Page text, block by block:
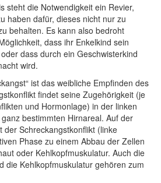
steht die Notwendigkeit ein Revier,
haben dafür, dieses nicht nur zu
behalten. Es kann also bedroht
dass ihr Enkelkind sein
dass durch ein Geschwisterkind
wird.
ist das weibliche Empfinden des
findet seine Zugehörigkeit (je
und Hormonlage) in der linken
bestimmten Hirnareal. Auf der
der Schreckangstkonflikt (linke
Phase zu einem Abbau der Zellen
oder Kehlkopfmuskulatur. Auch die
die Kehlkopfmuskulatur gehören zum